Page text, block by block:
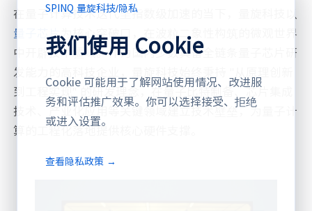
在量子计算技术迭代呈指数级加速的当下，量旋科技以
量子芯片为核心突破口，在波粒二象性构筑的微观世界
中开辟技术疆域。作为国内少数具备全链条量子芯片研
发能力的高科技企业，量旋科技始终秉持 "从原理创新
到工程实现" 的研发理念，在量子比特制备、芯片集成
技术、产业化应用等关键领域建立技术壁垒，为量子计
算的工程化落地提供核心硬件支撑。
SPINQ 量旋科技/隐私
我们使用 Cookie
Cookie 可能用于了解网站使用情况、改进服
务和评估推广效果。你可以选择接受、拒绝
或进入设置。
查看隐私政策 →